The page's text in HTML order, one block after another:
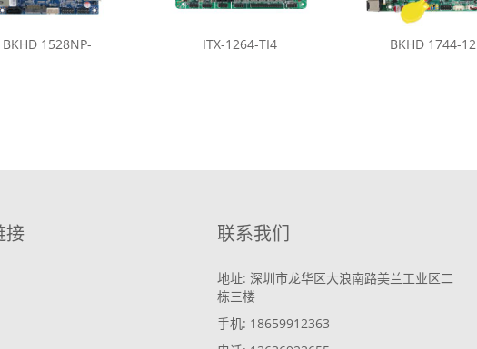
BKHD 1528NP- ITX-1264-TI4 BKHD 1744-12
接 联系我们
地址: 深圳市龙华区大浪南路美兰工业区二
栋三楼
手机: 18659912363